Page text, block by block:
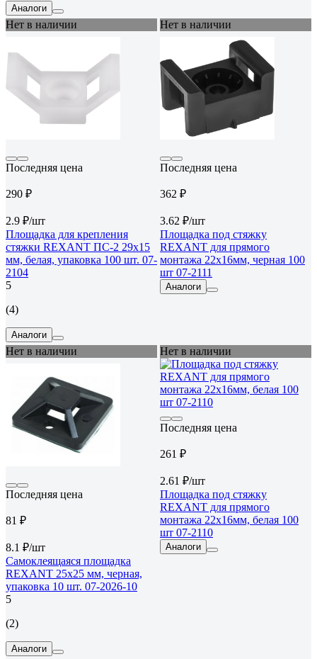
Аналоги
Нет в наличии
Последняя цена
290 ₽
2.9 ₽/шт
Площадка для крепления
стяжки REXANT ПС-2 29x15
мм, белая, упаковка 100 шт. 07-
2104
5
(4)
Аналоги
Нет в наличии
Последняя цена
362 ₽
3.62 ₽/шт
Площадка под стяжку
REXANT для прямого
монтажа 22x16мм, черная 100
шт 07-2111
Аналоги
Нет в наличии
Последняя цена
81 ₽
8.1 ₽/шт
Самоклеящаяся площадка
REXANT 25x25 мм, черная,
упаковка 10 шт. 07-2026-10
5
(2)
Аналоги
Нет в наличии
Последняя цена
261 ₽
2.61 ₽/шт
Площадка под стяжку
REXANT для прямого
монтажа 22x16мм, белая 100
шт 07-2110
Аналоги